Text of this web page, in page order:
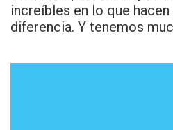
increíbles en lo que hacen
diferencia. Y tenemos